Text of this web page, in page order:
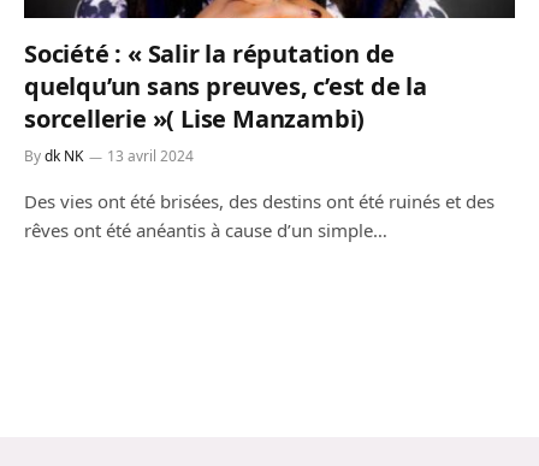
Société : « Salir la réputation de
quelqu’un sans preuves, c’est de la
sorcellerie »( Lise Manzambi)
Bydk NK 13 avril 2024
Des vies ont été brisées, des destins ont été ruinés et des
rêves ont été anéantis à cause d’un simple…